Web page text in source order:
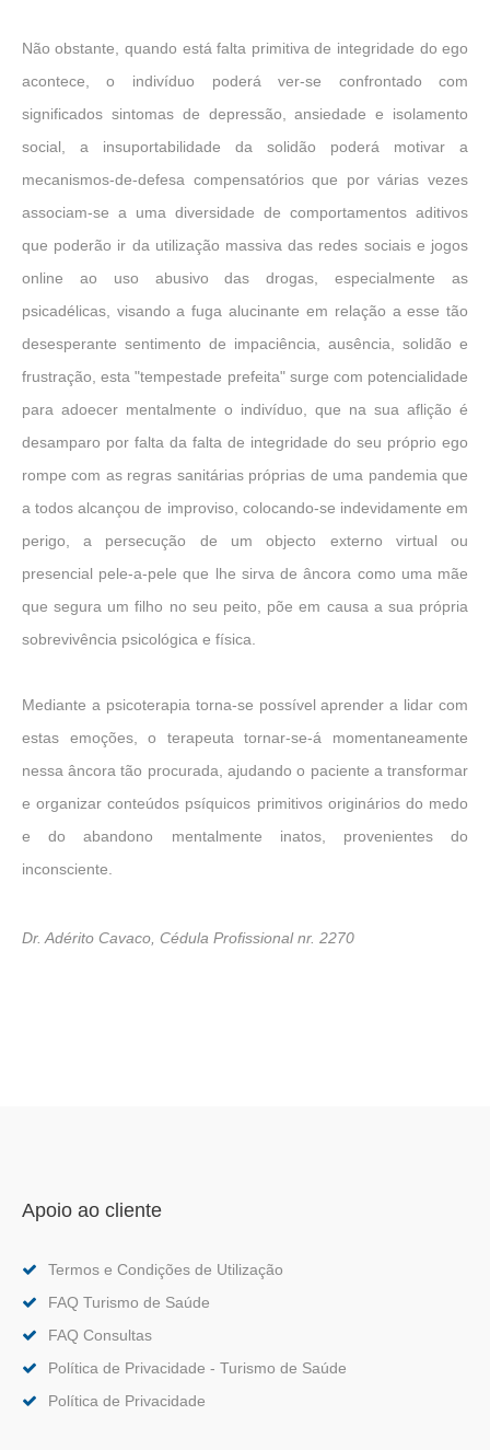
Não obstante, quando está falta primitiva de integridade do ego
acontece, o indivíduo poderá ver-se confrontado com
significados sintomas de depressão, ansiedade e isolamento
social, a insuportabilidade da solidão poderá motivar a
mecanismos-de-defesa compensatórios que por várias vezes
associam-se a uma diversidade de comportamentos aditivos
que poderão ir da utilização massiva das redes sociais e jogos
online ao uso abusivo das drogas, especialmente as
psicadélicas, visando a fuga alucinante em relação a esse tão
desesperante sentimento de impaciência, ausência, solidão e
frustração, esta "tempestade prefeita" surge com potencialidade
para adoecer mentalmente o indivíduo, que na sua aflição é
desamparo por falta da falta de integridade do seu próprio ego
rompe com as regras sanitárias próprias de uma pandemia que
a todos alcançou de improviso, colocando-se indevidamente em
perigo, a persecução de um objecto externo virtual ou
presencial pele-a-pele que lhe sirva de âncora como uma mãe
que segura um filho no seu peito, põe em causa a sua própria
sobrevivência psicológica e física.
Mediante a psicoterapia torna-se possível aprender a lidar com
estas emoções, o terapeuta tornar-se-á momentaneamente
nessa âncora tão procurada, ajudando o paciente a transformar
e organizar conteúdos psíquicos primitivos originários do medo
e do abandono mentalmente inatos, provenientes do
inconsciente.
Dr. Adérito Cavaco, Cédula Profissional nr. 2270
Apoio ao cliente
Termos e Condições de Utilização
FAQ Turismo de Saúde
FAQ Consultas
Política de Privacidade - Turismo de Saúde
Política de Privacidade